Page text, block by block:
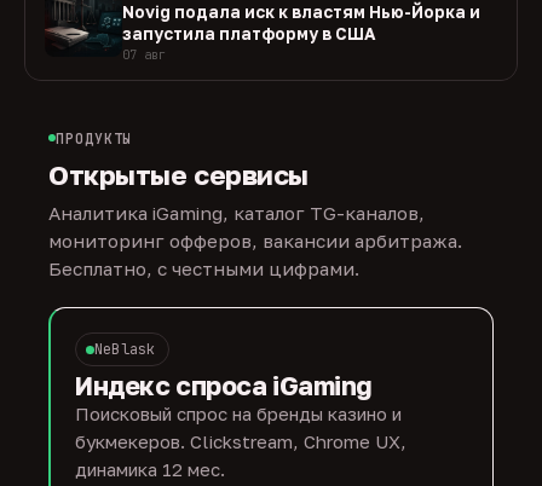
Novig подала иск к властям Нью-Йорка и
запустила платформу в США
07 авг
ПРОДУКТЫ
Открытые сервисы
Аналитика iGaming, каталог TG-каналов,
мониторинг офферов, вакансии арбитража.
Бесплатно, с честными цифрами.
NeBlask
Индекс спроса iGaming
Поисковый спрос на бренды казино и
букмекеров. Clickstream, Chrome UX,
динамика 12 мес.